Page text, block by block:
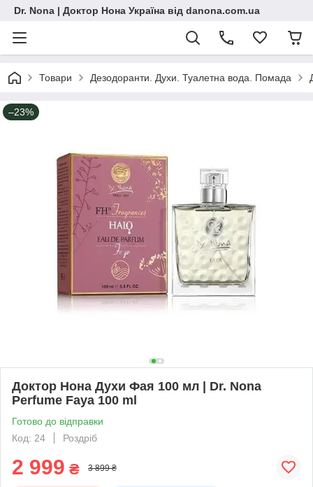
Dr. Nona | Доктор Нона Україна від danona.com.ua
Товари Дезодоранти. Духи. Туалетна вода. Помада
–23%
Доктор Нона Духи Фая 100 мл | Dr. Nona
Perfume Faya 100 ml
Готово до відправки
Код: 24
Роздріб
2 999 ₴ 3 899 ₴